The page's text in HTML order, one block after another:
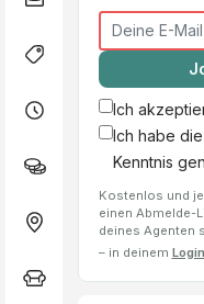
Ich
Ich habe die
Kenntnis
Kostenlos und
einen Abmelde-
deines Agenten
– in deinem